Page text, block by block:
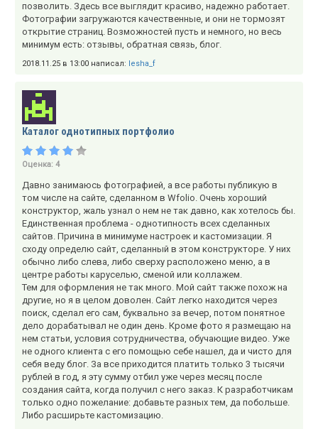
позволить. Здесь все выглядит красиво, надежно работает.
Фотографии загружаются качественные, и они не тормозят
открытие страниц. Возможностей пусть и немного, но весь
минимум есть: отзывы, обратная связь, блог.
2018.11.25 в 13:00 написал: lesha_f
Каталог однотипных портфолио
Оценка: 4
Давно занимаюсь фотографией, а все работы публикую в
том числе на сайте, сделанном в Wfolio. Очень хороший
конструктор, жаль узнал о нем не так давно, как хотелось бы.
Единственная проблема - однотипность всех сделанных
сайтов. Причина в минимуме настроек и кастомизации. Я
сходу определю сайт, сделанный в этом конструкторе. У них
обычно либо слева, либо сверху расположено меню, а в
центре работы каруселью, сменой или коллажем.
Тем для оформления не так много. Мой сайт также похож на
другие, но я в целом доволен. Сайт легко находится через
поиск, сделал его сам, буквально за вечер, потом понятное
дело дорабатывал не один день. Кроме фото я размещаю на
нем статьи, условия сотрудничества, обучающие видео. Уже
не одного клиента с его помощью себе нашел, да и чисто для
себя веду блог. За все приходится платить только 3 тысячи
рублей в год, я эту сумму отбил уже через месяц после
создания сайта, когда получил с него заказ. К разработчикам
только одно пожелание: добавьте разных тем, да побольше.
Либо расширьте кастомизацию.